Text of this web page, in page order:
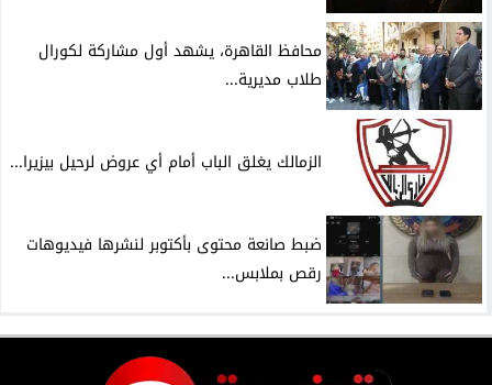
محافظ القاهرة، يشهد أول مشاركة لكورال
طلاب مديرية...
الزمالك يغلق الباب أمام أي عروض لرحيل بيزيرا...
ضبط صانعة محتوى بأكتوبر لنشرها فيديوهات
رقص بملابس...